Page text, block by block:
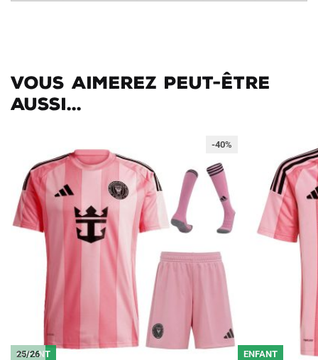
Vous aimerez peut-être
aussi...
ENFANT
-40%
25/26 25/26
ENFANT